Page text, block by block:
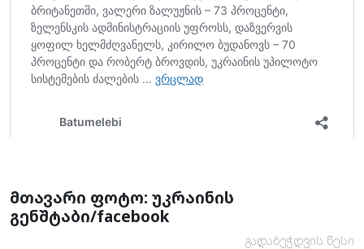
მთავარი ფოტო: უკრაინის
გენშტაბი/facebook
გადაბეჭდვის წესი